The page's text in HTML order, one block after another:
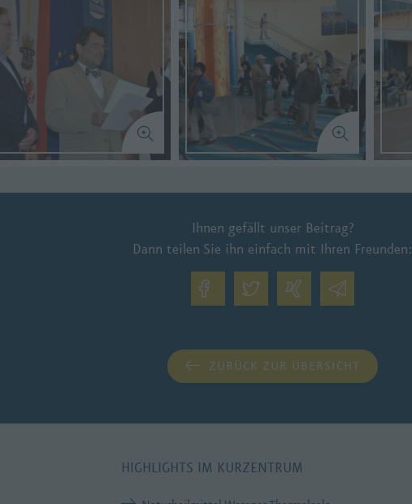
Ihnen gefällt unser Beitrag?
Dann teilen Sie ihn einfach mit Ihren Freunden:
ZURÜCK ZUR ÜBERSICHT
HIGHLIGHTS IM KURZENTRUM